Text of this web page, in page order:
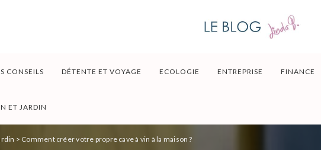
CONSEILS DÉTENTE ET VOYAGE ECOLOGIE ENTREPRISE FINANCE
ET JARDIN
> Comment créer votre propre cave à vin à la maison ?